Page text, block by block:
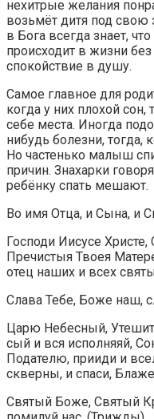
нехитрые желания
возьмёт дитя под свою
в Бога всегда знает,
происходит в жизни
спокойствие в душу.
Самое главное для
когда у них плохой сон,
себе места. Иногда
нибудь болезни, тогда,
Но частенько малыш
причин. Знахарки
ребёнку спать мешают.
Во имя Отца, и Сына, и
Господи Иисусе
Пречистыя Твоея
отец наших и всех
Слава Тебе, Боже наш,
Царю Небесный,
сый и вся исполняяй,
Подателю, прииди и
скверны, и спаси,
Святый Боже, Святый